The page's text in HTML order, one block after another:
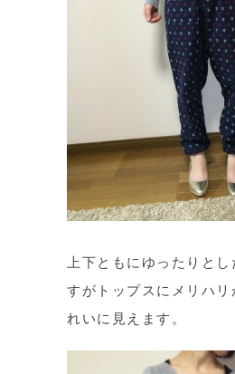
上下ともにゆったりと
すがトップスにメリハリ
れいに見えます。